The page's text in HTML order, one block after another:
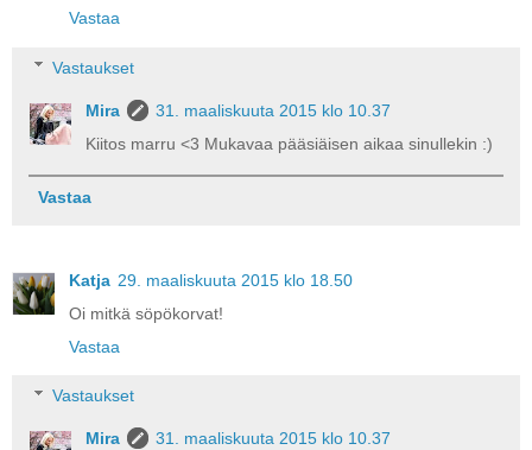
Vastaa
Vastaukset
Mira
31. maaliskuuta 2015 klo 10.37
Kiitos marru <3 Mukavaa pääsiäisen aikaa sinullekin :)
Vastaa
Katja 29. maaliskuuta 2015 klo 18.50
Oi mitkä söpökorvat!
Vastaa
Vastaukset
Mira
31. maaliskuuta 2015 klo 10.37